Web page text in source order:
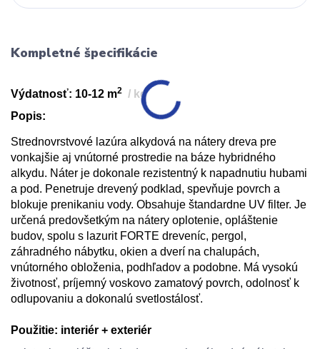
Kompletné špecifikácie
Výdatnosť: 10-12 m2 / kg
Popis:
Strednovrstvové lazúra alkydová na nátery dreva pre
vonkajšie aj vnútorné prostredie na báze hybridného
alkydu. Náter je dokonale rezistentný k napadnutiu hubami
a pod. Penetruje drevený podklad, spevňuje povrch a
blokuje prenikaniu vody. Obsahuje štandardne UV filter. Je
určená predovšetkým na nátery oplotenie, opláštenie
budov, spolu s lazurit FORTE dreveníc, pergol,
záhradného nábytku, okien a dverí na chalupách,
vnútorného obloženia, podhľadov a podobne. Má vysokú
životnosť, príjemný voskovo zamatový povrch, odolnosť k
odlupovaniu a dokonalú svetlostálosť.
Použitie: interiér + exteriér